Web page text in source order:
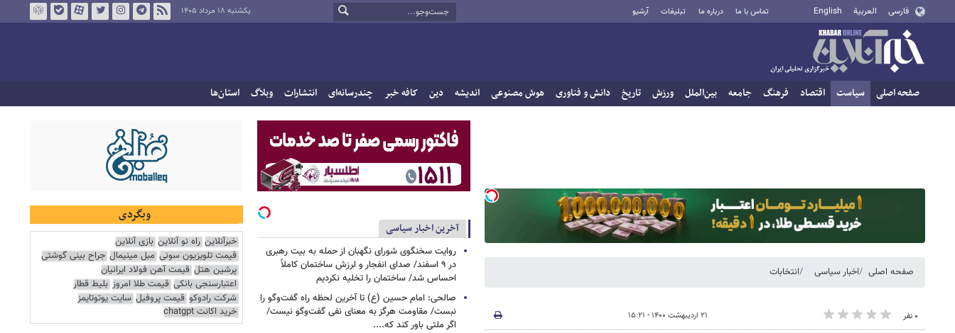
فارسی العربية English تماس با ما درباره ما تبلیغات آرشیو یکشنبه ۱۸ مرداد ۱۴۰۵
صفحه اصلی سیاست اقتصاد فرهنگ جامعه بین‌الملل ورزش تاریخ دانش و فناوری هوش مصنوعی اندیشه دین کافه خبر چندرسانه‌ای انتشارات وبلاگ استان‌ها
صفحه اصلی اخبار سیاسی انتخابات
۰ نفر ۲۱ اردیبهشت ۱۴۰۰ - ۱۵:۲۱
آخرین اخبار سیاسی
روایت سخنگوی شورای نگهبان از حمله به بیت رهبری
در ۹ اسفند/ صدای انفجار و لرزش ساختمان کاملاً
احساس شد/ ساختمان را تخلیه نکردیم
صالحی: امام حسین (ع) تا آخرین لحظه راه گفت‌وگو را
نبست/ مقاومت هرگز به معنای نفی گفت‌وگو نیست/
اگر ملتی باور کند که....
وبگردی
خبرآنلاین راه نو آنلاین بازی آنلاین
قیمت تلویزیون سونی مبل مینیمال جراح بینی گوشتی
پرشین هتل قیمت آهن فولاد ایرانیان
اعتبارسنجی بانکی قیمت طلا امروز بلیط قطار
شرکت رادوکو قیمت پروفیل سایت یوتوتایمز
خرید اکانت chatgpt